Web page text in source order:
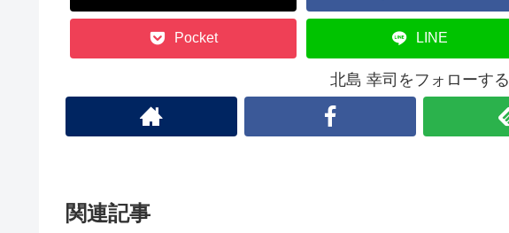
Pocket LINE
北島 幸司をフォローする
関連記事